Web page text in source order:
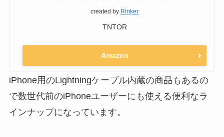
created by Rinker
TNTOR
Amazon
iPhone用のLightningケーブル内蔵の商品もあるの
で数世代前のiPhoneユーザーにも使える便利なラ
インナップになっています。